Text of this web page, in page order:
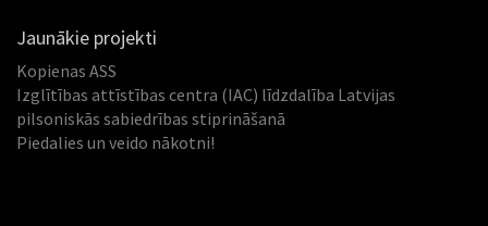
Jaunākie projekti
Kopienas ASS
Izglītības attīstības centra (IAC) līdzdalība Latvijas
pilsoniskās sabiedrības stiprināšanā
Piedalies un veido nākotni!